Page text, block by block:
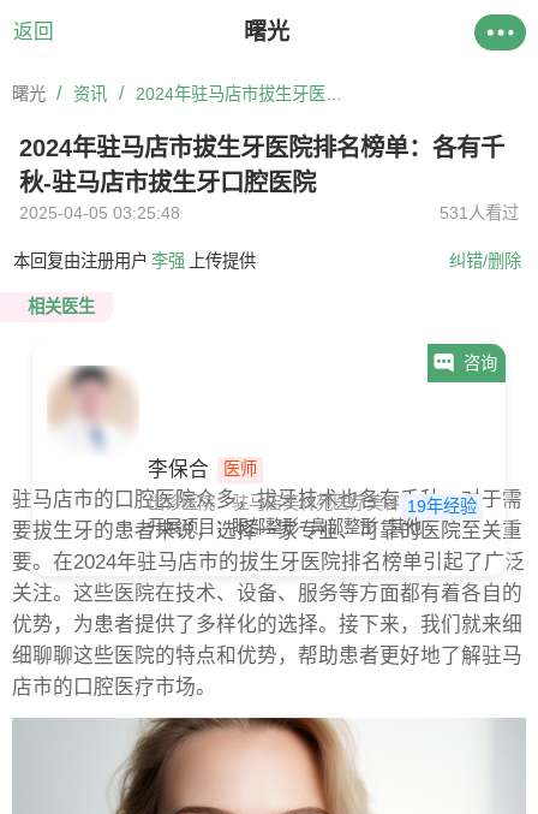
返回 曙光
曙光 / 资讯 /
2024年驻马店市拔生牙医院排名榜单：各有千
秋-驻马店市拔生牙口腔医院
2025-04-05 03:25:48 531人看过
本回复由注册用户 李强 上传提供 纠错/删除
相关医生
李保合
医师
19年经验
出诊医院：驻马店美林苑医疗美容
开展项目：眼部整形 鼻部整形 其他
咨询
驻马店市的口腔医院众多，拔牙技术也各有千秋。对于需
要拔生牙的患者来说，选择一家专业、可靠的医院至关重
要。在2024年驻马店市的拔生牙医院排名榜单引起了广泛
关注。这些医院在技术、设备、服务等方面都有着各自的
优势，为患者提供了多样化的选择。接下来，我们就来细
细聊聊这些医院的特点和优势，帮助患者更好地了解驻马
店市的口腔医疗市场。